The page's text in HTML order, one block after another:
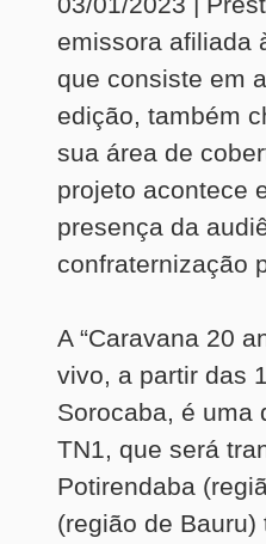
emissora afiliada
que consiste em
edição, também
sua área de
projeto acontece
presença da
confraternização
A “Caravana 20
vivo, a partir das
Sorocaba, é uma
TN1, que será
Potirendaba
(região de